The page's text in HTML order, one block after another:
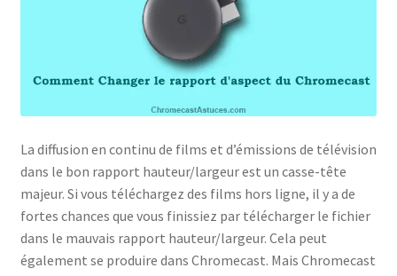
La diffusion en continu de films et d’émissions de télévision
dans le bon rapport hauteur/largeur est un casse-tête
majeur. Si vous téléchargez des films hors ligne, il y a de
fortes chances que vous finissiez par télécharger le fichier
dans le mauvais rapport hauteur/largeur. Cela peut
également se produire dans Chromecast. Mais Chromecast